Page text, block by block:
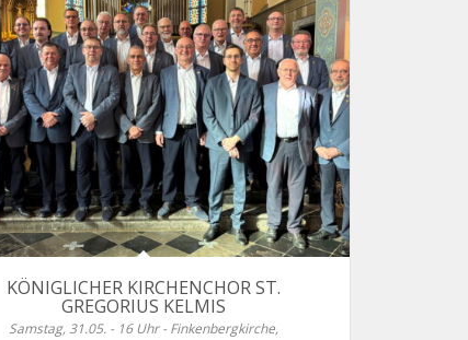
KÖNIGLICHER KIRCHENCHOR ST.
GREGORIUS KELMIS
Samstag, 31.05. - 16 Uhr - Finkenbergkirche,